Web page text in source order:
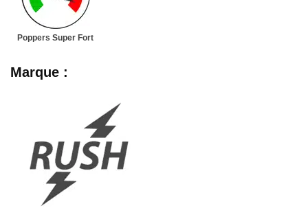
Poppers Super Fort
Marque :